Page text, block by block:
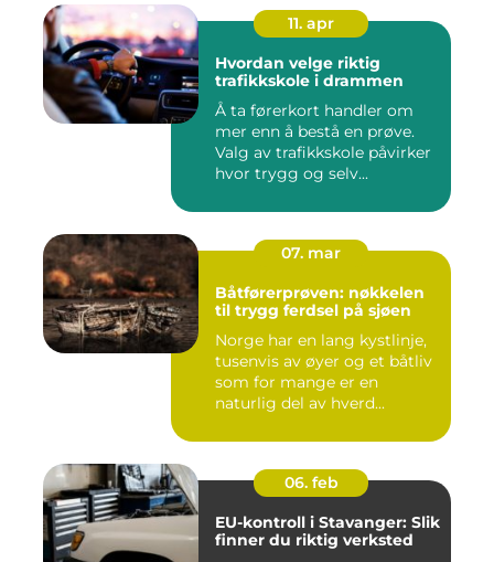
11. apr
Hvordan velge riktig
trafikkskole i drammen
Å ta førerkort handler om
mer enn å bestå en prøve.
Valg av trafikkskole påvirker
hvor trygg og selv...
07. mar
Båtførerprøven: nøkkelen
til trygg ferdsel på sjøen
Norge har en lang kystlinje,
tusenvis av øyer og et båtliv
som for mange er en
naturlig del av hverd...
06. feb
EU-kontroll i Stavanger: Slik
finner du riktig verksted